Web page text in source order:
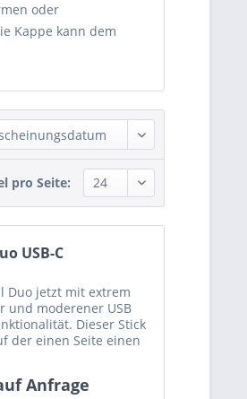
oder
Kappe kann dem
pro Seite:
USB-C
Duo jetzt mit extrem
und moderener USB
Dieser Stick
der einen Seite einen
USB Typ-C-Connector.
Anfrage